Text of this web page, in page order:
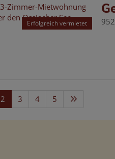
Erfolgreich vermietet
2 3 4 5